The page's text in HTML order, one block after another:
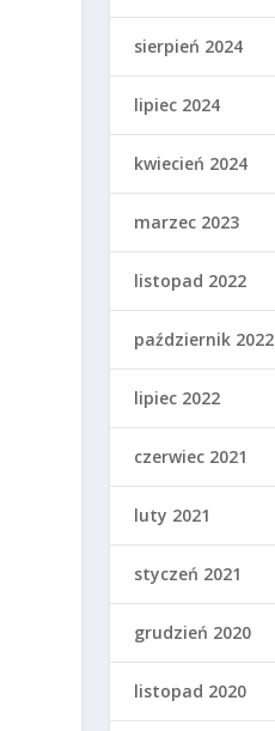
sierpień 2024
lipiec 2024
kwiecień 2024
marzec 2023
listopad 2022
październik 2022
lipiec 2022
czerwiec 2021
luty 2021
styczeń 2021
grudzień 2020
listopad 2020